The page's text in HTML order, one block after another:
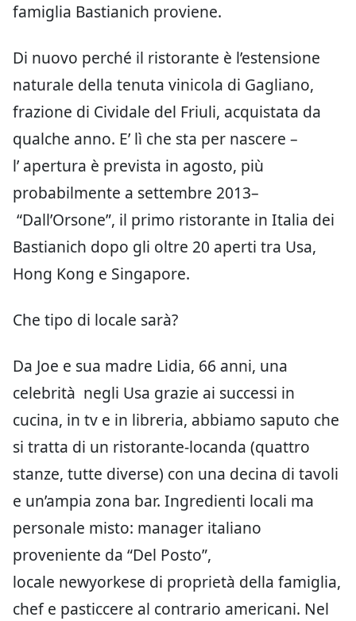
famiglia Bastianich proviene.
Di nuovo perché il ristorante è l’estensione
naturale della tenuta vinicola di Gagliano,
frazione di Cividale del Friuli, acquistata da
qualche anno. E’ lì che sta per nascere –
l’ apertura è prevista in agosto, più
probabilmente a settembre 2013–
“Dall’Orsone”, il primo ristorante in Italia dei
Bastianich dopo gli oltre 20 aperti tra Usa,
Hong Kong e Singapore.
Che tipo di locale sarà?
Da Joe e sua madre Lidia, 66 anni, una
celebrità negli Usa grazie ai successi in
cucina, in tv e in libreria, abbiamo saputo che
si tratta di un ristorante-locanda (quattro
stanze, tutte diverse) con una decina di tavoli
e un’ampia zona bar. Ingredienti locali ma
personale misto: manager italiano
proveniente da “Del Posto”,
locale newyorkese di proprietà della famiglia,
chef e pasticcere al contrario americani. Nel